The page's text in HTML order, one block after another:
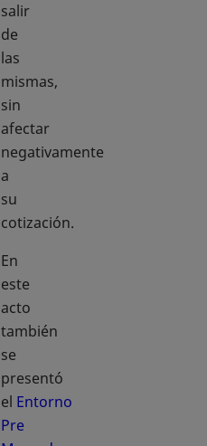
salir
de
las
mismas,
sin
afectar
negativamente
a
su
cotización.
En
este
acto
también
se
presentó
el Entorno
Pre